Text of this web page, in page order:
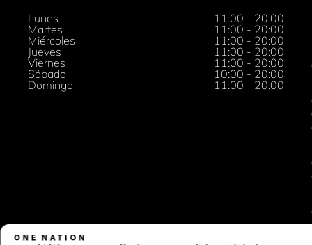
Lunes
11:00 - 20:00
Martes
11:00 - 20:00
Miércoles
11:00 - 20:00
Jueves
11:00 - 20:00
Viernes
11:00 - 20:00
Sábado
10:00 - 20:00
Domingo
11:00 - 20:00